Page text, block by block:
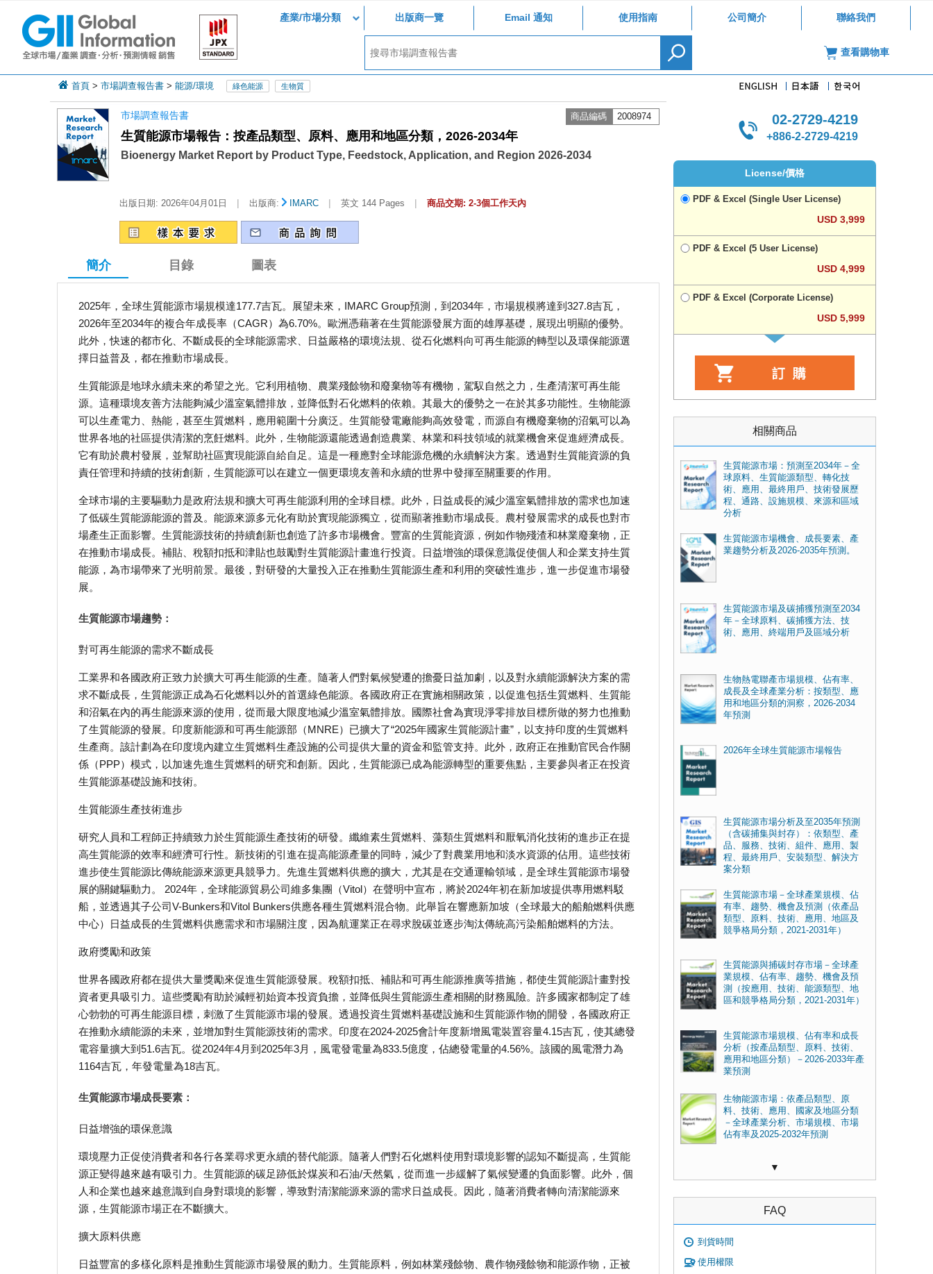
產業/市場分類 出版商一覽 Email 通知 使用指南 公司簡介 聯絡我們
查看購物車
首頁 > 市場調查報告書 > 能源/環境 綠色能源 生物質
市場調查報告書 商品編碼 2008974
生質能源市場報告：按產品類型、原料、應用和地區分類，2026-2034年
Bioenergy Market Report by Product Type, Feedstock, Application, and Region 2026-2034
出版日期: 2026年04月01日 | 出版商: IMARC | 英文 144 Pages | 商品交期: 2-3個工作天內
簡介 目錄 圖表
2025年，全球生質能源市場規模達177.7吉瓦。展望未來，IMARC Group預測，到2034年，市場規模將達到327.8吉瓦，
2026年至2034年的複合年成長率（CAGR）為6.70%。歐洲憑藉著在生質能源發展方面的雄厚基礎，展現出明顯的優勢。
此外，快速的都市化、不斷成長的全球能源需求、日益嚴格的環境法規、從石化燃料向可再生能源的轉型以及環保能源選
擇日益普及，都在推動市場成長。
生質能源是地球永續未來的希望之光。它利用植物、農業殘餘物和廢棄物等有機物，駕馭自然之力，生產清潔可再生能
源。這種環境友善方法能夠減少溫室氣體排放，並降低對石化燃料的依賴。其最大的優勢之一在於其多功能性。生物能源
可以生產電力、熱能，甚至生質燃料，應用範圍十分廣泛。生質能發電廠能夠高效發電，而源自有機廢棄物的沼氣可以為
世界各地的社區提供清潔的烹飪燃料。此外，生物能源還能透過創造農業、林業和科技領域的就業機會來促進經濟成長。
它有助於農村發展，並幫助社區實現能源自給自足。這是一種應對全球能源危機的永續解決方案。透過對生質能資源的負
責任管理和持續的技術創新，生質能源可以在建立一個更環境友善和永續的世界中發揮至關重要的作用。
全球市場的主要驅動力是政府法規和擴大可再生能源利用的全球目標。此外，日益成長的減少溫室氣體排放的需求也加速
了低碳生質能源能源的普及。能源來源多元化有助於實現能源獨立，從而顯著推動市場成長。農村發展需求的成長也對市
場產生正面影響。生質能源技術的持續創新也創造了許多市場機會。豐富的生質能資源，例如作物殘渣和林業廢棄物，正
在推動市場成長。補貼、稅額扣抵和津貼也鼓勵對生質能源計畫進行投資。日益增強的環保意識促使個人和企業支持生質
能源，為市場帶來了光明前景。最後，對研發的大量投入正在推動生質能源生產和利用的突破性進步，進一步促進市場發
展。
生質能源市場趨勢：
對可再生能源的需求不斷成長
工業界和各國政府正致力於擴大可再生能源的生產。隨著人們對氣候變遷的擔憂日益加劇，以及對永續能源解決方案的需
求不斷成長，生質能源正成為石化燃料以外的首選綠色能源。各國政府正在實施相關政策，以促進包括生質燃料、生質能
和沼氣在內的再生能源來源的使用，從而最大限度地減少溫室氣體排放。國際社會為實現淨零排放目標所做的努力也推動
了生質能源的發展。印度新能源和可再生能源部（MNRE）已擴大了“2025年國家生質能源計畫”，以支持印度的生質燃料
生產商。該計劃為在印度境內建立生質燃料生產設施的公司提供大量的資金和監管支持。此外，政府正在推動官民合作關
係（PPP）模式，以加速先進生質燃料的研究和創新。因此，生質能源已成為能源轉型的重要焦點，主要參與者正在投資
生質能源基礎設施和技術。
生質能源生產技術進步
研究人員和工程師正持續致力於生質能源生產技術的研發。纖維素生質燃料、藻類生質燃料和厭氧消化技術的進步正在提
高生質能源的效率和經濟可行性。新技術的引進在提高能源產量的同時，減少了對農業用地和淡水資源的佔用。這些技術
進步使生質能源比傳統能源來源更具競爭力。先進生質燃料供應的擴大，尤其是在交通運輸領域，是全球生質能源市場發
展的關鍵驅動力。 2024年，全球能源貿易公司維多集團（Vitol）在聲明中宣布，將於2024年初在新加坡提供專用燃料駁
船，並透過其子公司V-Bunkers和Vitol Bunkers供應各種生質燃料混合物。此舉旨在響應新加坡（全球最大的船舶燃料供應
中心）日益成長的生質燃料供應需求和市場關注度，因為航運業正在尋求脫碳並逐步淘汰傳統高污染船舶燃料的方法。
政府獎勵和政策
世界各國政府都在提供大量獎勵來促進生質能源發展。稅額扣抵、補貼和可再生能源推廣等措施，都使生質能源計畫對投
資者更具吸引力。這些獎勵有助於減輕初始資本投資負擔，並降低與生質能源生產相關的財務風險。許多國家都制定了雄
心勃勃的可再生能源目標，刺激了生質能源市場的發展。透過投資生質燃料基礎設施和生質能源作物的開發，各國政府正
在推動永續能源的未來，並增加對生質能源技術的需求。印度在2024-2025會計年度新增風電裝置容量4.15吉瓦，使其總發
電容量擴大到51.6吉瓦。從2024年4月到2025年3月，風電發電量為833.5億度，佔總發電量的4.56%。該國的風電潛力為
1164吉瓦，年發電量為18吉瓦。
生質能源市場成長要素：
日益增強的環保意識
環境壓力正促使消費者和各行各業尋求更永續的替代能源。隨著人們對石化燃料使用對環境影響的認知不斷提高，生質能
源正變得越來越有吸引力。生質能源的碳足跡低於煤炭和石油/天然氣，從而進一步緩解了氣候變遷的負面影響。此外，個
人和企業也越來越意識到自身對環境的影響，導致對清潔能源來源的需求日益成長。因此，隨著消費者轉向清潔能源來
源，生質能源市場正在不斷擴大。
擴大原料供應
日益豐富的多樣化原料是推動生質能源市場發展的動力。生質能原料，例如林業殘餘物、農作物殘餘物和能源作物，正被
02-2729-4219
+886-2-2729-4219
License/價格
PDF & Excel (Single User License)
USD 3,999
PDF & Excel (5 User License)
USD 4,999
PDF & Excel (Corporate License)
USD 5,999
相關商品
生質能源市場：預測至2034年－全
球原料、生質能源類型、轉化技
術、應用、最終用戶、技術發展歷
程、通路、設施規模、來源和區域
分析
生質能源市場機會、成長要素、產
業趨勢分析及2026-2035年預測。
生質能源市場及碳捕獲預測至2034
年－全球原料、碳捕獲方法、技
術、應用、終端用戶及區域分析
生物熱電聯產市場規模、佔有率、
成長及全球產業分析：按類型、應
用和地區分類的洞察，2026-2034
年預測
2026年全球生質能源市場報告
生質能源市場分析及至2035年預測
（含碳捕集與封存）：依類型、產
品、服務、技術、組件、應用、製
程、最終用戶、安裝類型、解決方
案分類
生質能源市場－全球產業規模、佔
有率、趨勢、機會及預測（依產品
類型、原料、技術、應用、地區及
競爭格局分類，2021-2031年）
生質能源與捕碳封存市場－全球產
業規模、佔有率、趨勢、機會及預
測（按應用、技術、能源類型、地
區和競爭格局分類，2021-2031年）
生質能源市場規模、佔有率和成長
分析（按產品類型、原料、技術、
應用和地區分類）－2026-2033年產
業預測
生物能源市場：依產品類型、原
料、技術、應用、國家及地區分類
－全球產業分析、市場規模、市場
佔有率及2025-2032年預測
▼
FAQ
到貨時間
使用權限